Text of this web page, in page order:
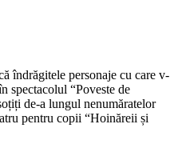
îndrăgitele personaje cu care v-
spectacolul “Poveste de
de-a lungul nenumăratelor
pentru copii “Hoinăreii și